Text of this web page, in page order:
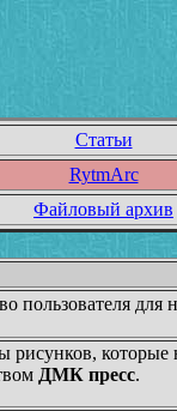
Статьи
RytmArc
Файловый архив
пользователя для
рисунков, которые
ДМК пресс.